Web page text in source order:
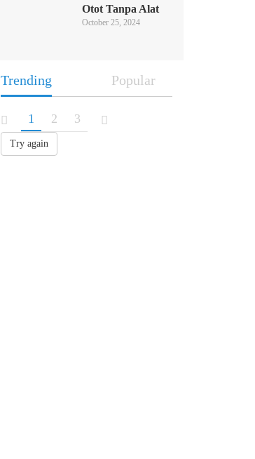
Otot Tanpa Alat
October 25, 2024
Trending Popular
1 2 3
Try again